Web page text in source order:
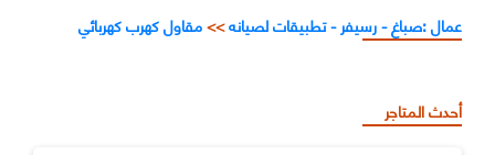
عمال :صباغ - رسيفر - تطبيقات لصيانه>>مقاول كهرب كهربائي
أحدث المتاجر